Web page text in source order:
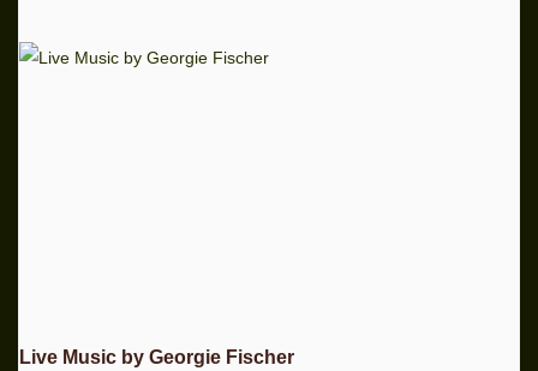
Live Music by Georgie Fischer